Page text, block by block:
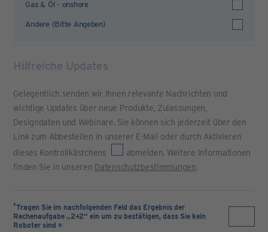
Gas & Öl - onshore
Andere (Bitte Angeben)
Hilfreiche Updates
Gelegentlich senden wir Ihnen relevante Nachrichten und
wichtige Updates über neue Produkte, Zulassungen,
Designdaten und Webinare. Sie können sich jederzeit über den
Link zum Abbestellen in unserer E-Mail oder durch Aktivieren
dieses Kontrollkästchens
abmelden. Weitere Informationen
finden Sie in unseren Datenschutzbestimmungen.
*Tragen Sie im nachfolgenden Feld das Ergebnis der
Rechenaufgabe „2+2“ ein um zu bestätigen, dass Sie kein
Roboter sind =